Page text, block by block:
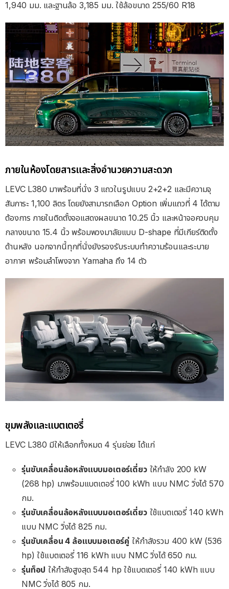
1,940 มม. และฐานล้อ 3,185 มม. ใช้ล้อขนาด 255/60 R18
ภายในห้องโดยสารและสิ่งอำนวยความสะดวก
LEVC L380 มาพร้อมที่นั่ง 3 แถวในรูปแบบ 2+2+2 และมีความจุ
สัมภาระ 1,100 ลิตร โดยยังสามารถเลือก Option เพิ่มแถวที่ 4 ได้ตาม
ต้องการ ภายในติดตั้งจอแสดงผลขนาด 10.25 นิ้ว และหน้าจอควบคุม
กลางขนาด 15.4 นิ้ว พร้อมพวงมาลัยแบบ D-shape ที่มีเกียร์ติดตั้ง
ด้านหลัง นอกจากนี้ทุกที่นั่งยังรองรับระบบทำความร้อนและระบาย
อากาศ พร้อมลำโพงจาก Yamaha ถึง 14 ตัว
ขุมพลังและแบตเตอรี่
LEVC L380 มีให้เลือกทั้งหมด 4 รุ่นย่อย ได้แก่
รุ่นขับเคลื่อนล้อหลังแบบมอเตอร์เดี่ยวให้กำลัง 200 kW
(268 hp) มาพร้อมแบตเตอรี่ 100 kWh แบบ NMC วิ่งได้ 570
กม.
รุ่นขับเคลื่อนล้อหลังแบบมอเตอร์เดี่ยวใช้แบตเตอรี่ 140 kWh
แบบ NMC วิ่งได้ 825 กม.
รุ่นขับเคลื่อน 4 ล้อแบบมอเตอร์คู่ ให้กำลังรวม 400 kW (536
hp) ใช้แบตเตอรี่ 116 kWh แบบ NMC วิ่งได้ 650 กม.
รุ่นท็อป ให้กำลังสูงสุด 544 hp ใช้แบตเตอรี่ 140 kWh แบบ
NMC วิ่งได้ 805 กม.